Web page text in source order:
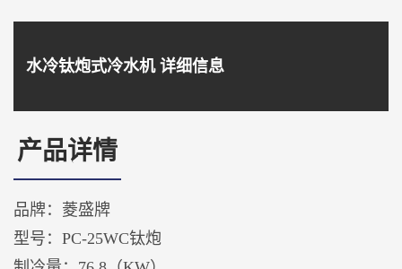
水冷钛炮式冷水机 详细信息
产品详情
品牌：菱盛牌
型号：PC-25WC钛炮